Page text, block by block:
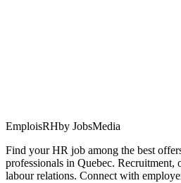
EmploisRHby JobsMedia
Find your HR job among the best
professionals in Quebec. Recruitment,
labour relations. Connect with